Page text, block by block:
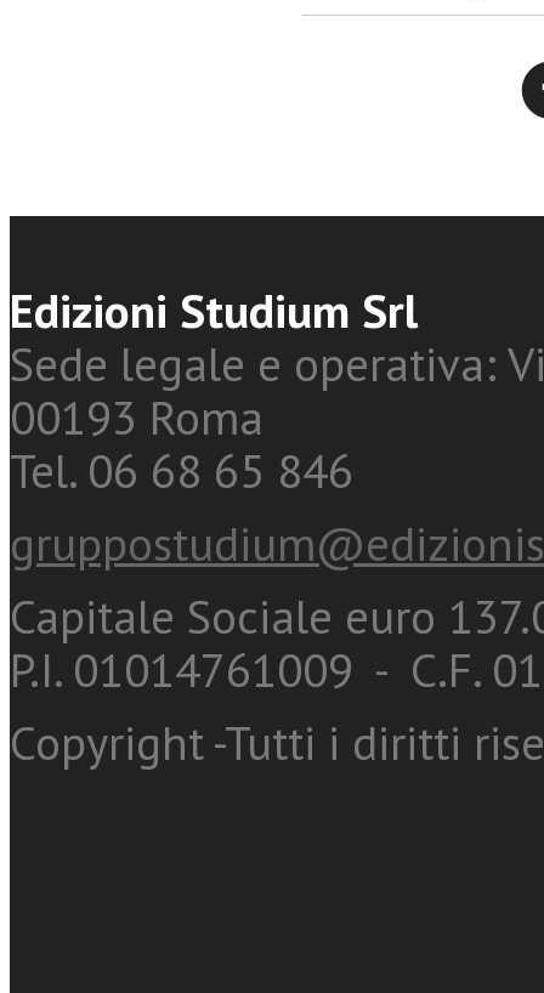
Edizioni Studium Srl
Sede legale e operativa:
00193 Roma
Tel. 06 68 65 846
Capitale Sociale euro
P.I. 01014761009 - C.F.
Copyright -Tutti i diritti